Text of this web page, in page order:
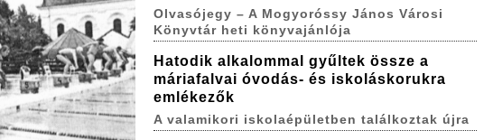
Olvasójegy – A Mogyoróssy János Városi
Könyvtár heti könyvajánlója
Hatodik alkalommal gyűltek össze a
máriafalvai óvodás- és iskoláskorukra
emlékezők
A valamikori iskolaépületben találkoztak újra